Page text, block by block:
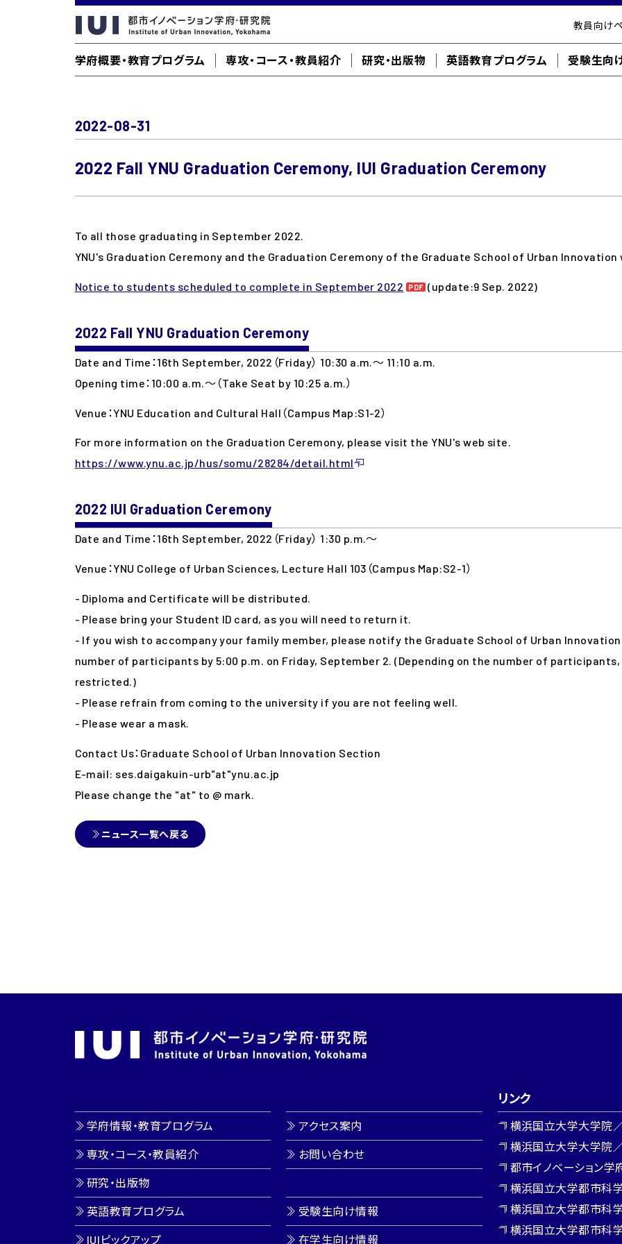
教員向け
学府概要・教育プログラム 専攻・コース・教員紹介 研究・出版物 英語教育プログラム 受験生向
2022-08-31
2022 Fall YNU Graduation Ceremony, IUI Graduation Ceremony
To all those graduating in September 2022.
YNU's Graduation Ceremony and the Graduation Ceremony of the Graduate School of Urban Innovation
Notice to students scheduled to complete in September 2022 (update:9 Sep. 2022)
2022 Fall YNU Graduation Ceremony
Date and Time：16th September, 2022（Friday） 10:30 a.m.～ 11:10 a.m.
Opening time：10:00 a.m.〜（Take Seat by 10:25 a.m.）
Venue：YNU Education and Cultural Hall（Campus Map:S1-2）
For more information on the Graduation Ceremony, please visit the YNU's web site.
https://www.ynu.ac.jp/hus/somu/28284/detail.html
2022 IUI Graduation Ceremony
Date and Time：16th September, 2022（Friday） 1:30 p.m.〜
Venue：YNU College of Urban Sciences, Lecture Hall 103（Campus Map:S2-1）
- Diploma and Certificate will be distributed.
- Please bring your Student ID card, as you will need to return it.
- If you wish to accompany your family member, please notify the Graduate School of Urban
number of participants by 5:00 p.m. on Friday, September 2. (Depending on the number of
restricted.)
- Please refrain from coming to the university if you are not feeling well.
- Please wear a mask.
Contact Us：Graduate School of Urban Innovation Section
E-mail: ses.daigakuin-urb"at"ynu.ac.jp
Please change the "at" to @ mark.
ニュース一覧へ戻る
学府情報・教育プログラム
専攻・コース・教員紹介
研究・出版物
英語教育プログラム
IUIピックアップ
アクセス案内
お問い合わせ
受験生向け情報
在学生向け情報
リンク
横浜国立大学大学院
横浜国立大学大学院
都市イノベーション
横浜国立大学都市科
横浜国立大学都市科
横浜国立大学都市科